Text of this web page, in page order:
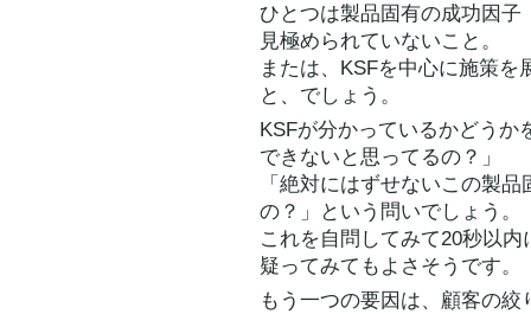
ひとつは製品固有の成功因
見極められていないこと。
または、KSFを中心に施策
と、でしょう。
KSFが分かっているかどうか
できないと思ってるの？」
「絶対にはずせないこの製
の？」という問いでしょう。
これを自問してみて20秒以
疑ってみてもよさそうです。
もう一つの要因は、顧客の